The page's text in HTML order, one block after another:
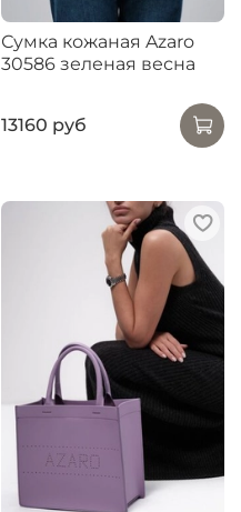
Сумка кожаная Azaro
30586 зеленая весна
13160 руб